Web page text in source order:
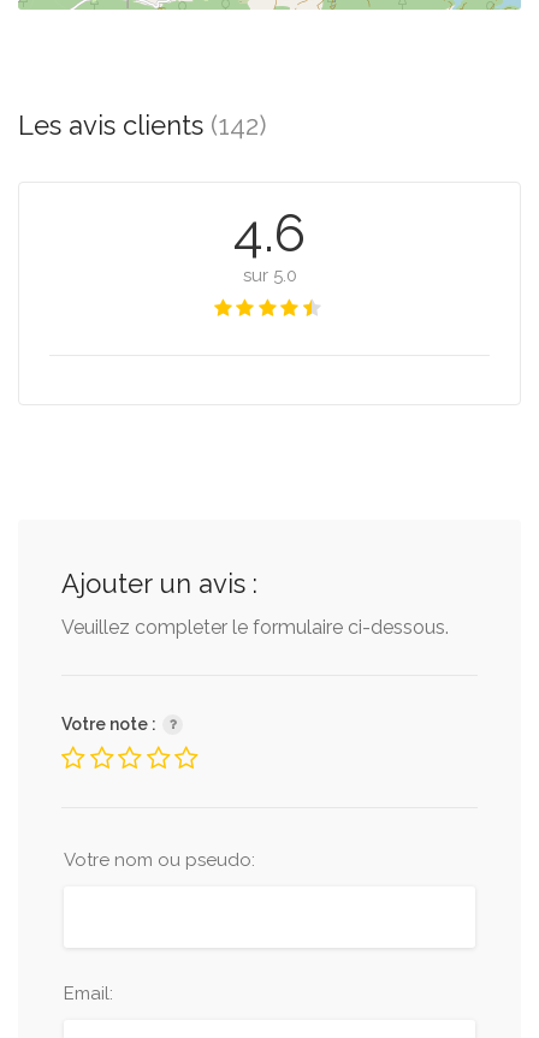
Les avis clients (142)
4.6
sur 5.0
Ajouter un avis :
Veuillez completer le formulaire ci-dessous.
Votre note :
Votre nom ou pseudo:
Email: